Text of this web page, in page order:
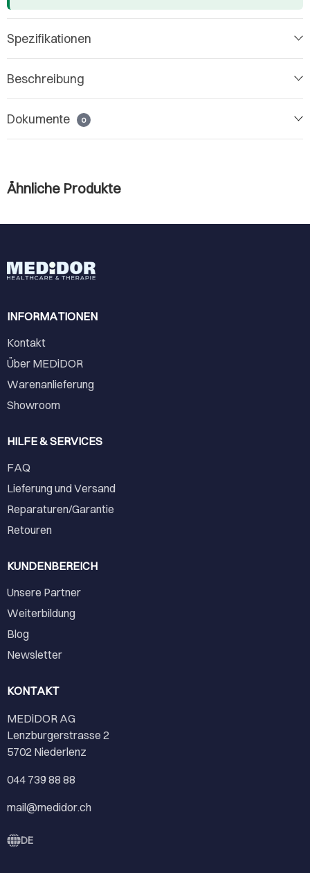
Spezifikationen
Beschreibung
Dokumente 0
Ähnliche Produkte
INFORMATIONEN
Kontakt
Über MEDiDOR
Warenanlieferung
Showroom
HILFE & SERVICES
FAQ
Lieferung und Versand
Reparaturen/Garantie
Retouren
KUNDENBEREICH
Unsere Partner
Weiterbildung
Blog
Newsletter
KONTAKT
MEDiDOR AG
Lenzburgerstrasse 2
5702 Niederlenz
044 739 88 88
mail@medidor.ch
DE